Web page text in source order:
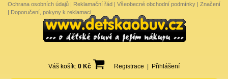
Ochrana osobních údajů | Reklamační řád | Všeobecné obchodní podmínky | Značení
| Doporučení, pokyny k reklamaci
Váš košík: 0 Kč Registrace Přihlášení